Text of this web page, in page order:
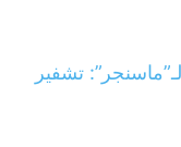
تشفير